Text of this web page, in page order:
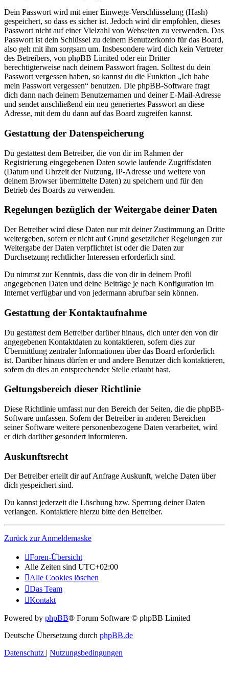
Dein Passwort wird mit einer Einwege-Verschlüsselung (Hash)
gespeichert, so dass es sicher ist. Jedoch wird dir empfohlen, dieses
Passwort nicht auf einer Vielzahl von Webseiten zu verwenden. Das
Passwort ist dein Schlüssel zu deinem Benutzerkonto für das Board,
also geh mit ihm sorgsam um. Insbesondere wird dich kein Vertreter
des Betreibers, von phpBB Limited oder ein Dritter
berechtigterweise nach deinem Passwort fragen. Solltest du dein
Passwort vergessen haben, so kannst du die Funktion „Ich habe
mein Passwort vergessen“ benutzen. Die phpBB-Software fragt
dich dann nach deinem Benutzernamen und deiner E-Mail-Adresse
und sendet anschließend ein neu generiertes Passwort an diese
Adresse, mit dem du dann auf das Board zugreifen kannst.
Gestattung der Datenspeicherung
Du gestattest dem Betreiber, die von dir im Rahmen der
Registrierung eingegebenen Daten sowie laufende Zugriffsdaten
(Datum und Uhrzeit der Nutzung, IP-Adresse und weitere von
deinem Browser übermittelte Daten) zu speichern und für den
Betrieb des Boards zu verwenden.
Regelungen bezüglich der Weitergabe deiner Daten
Der Betreiber wird diese Daten nur mit deiner Zustimmung an Dritte
weitergeben, sofern er nicht auf Grund gesetzlicher Regelungen zur
Weitergabe der Daten verpflichtet ist oder die Daten zur
Durchsetzung rechtlicher Interessen erforderlich sind.
Du nimmst zur Kenntnis, dass die von dir in deinem Profil
angegebenen Daten und deine Beiträge je nach Konfiguration im
Internet verfügbar und von jedermann abrufbar sein können.
Gestattung der Kontaktaufnahme
Du gestattest dem Betreiber darüber hinaus, dich unter den von dir
angegebenen Kontaktdaten zu kontaktieren, sofern dies zur
Übermittlung zentraler Informationen über das Board erforderlich
ist. Darüber hinaus dürfen er und andere Benutzer dich kontaktieren,
sofern du dies an entsprechender Stelle erlaubt hast.
Geltungsbereich dieser Richtlinie
Diese Richtlinie umfasst nur den Bereich der Seiten, die die phpBB-
Software umfassen. Sofern der Betreiber in anderen Bereichen
seiner Software weitere personenbezogene Daten verarbeitet, wird
er dich darüber gesondert informieren.
Auskunftsrecht
Der Betreiber erteilt dir auf Anfrage Auskunft, welche Daten über
dich gespeichert sind.
Du kannst jederzeit die Löschung bzw. Sperrung deiner Daten
verlangen. Kontaktiere hierzu bitte den Betreiber.
Zurück zur Anmeldemaske
Foren-Übersicht
Alle Zeiten sind UTC+02:00
Alle Cookies löschen
Das Team
Kontakt
Powered by phpBB® Forum Software © phpBB Limited
Deutsche Übersetzung durch phpBB.de
Datenschutz | Nutzungsbedingungen